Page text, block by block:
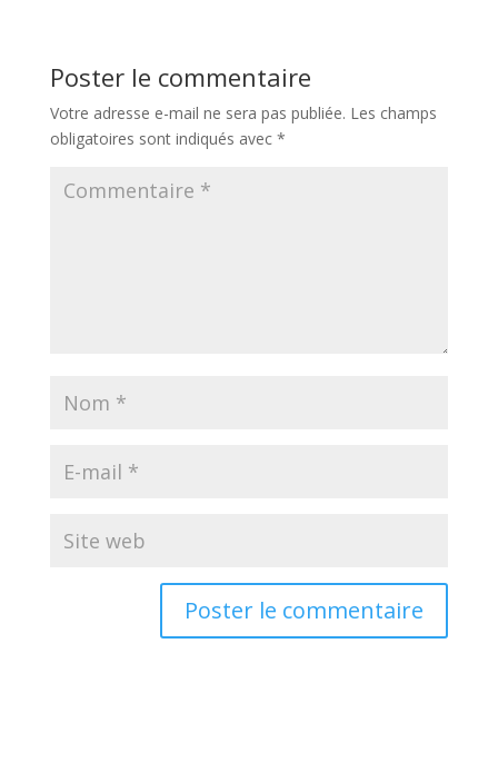
Poster le commentaire
Votre adresse e-mail ne sera pas publiée. Les champs
obligatoires sont indiqués avec *